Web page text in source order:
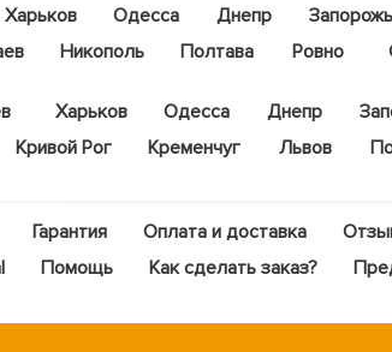
Харьков Одесса Днепр
Никополь Полтава Ровно
Харьков Одесса Днепр
Кривой Рог Кременчуг Львов
Гарантия Оплата и доставка
Помощь Как сделать заказ?